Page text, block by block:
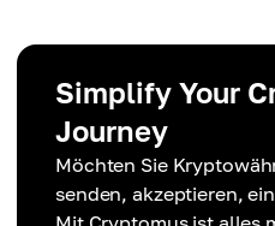
Simplify Your
Journey
Möchten Sie
senden, akzeptieren,